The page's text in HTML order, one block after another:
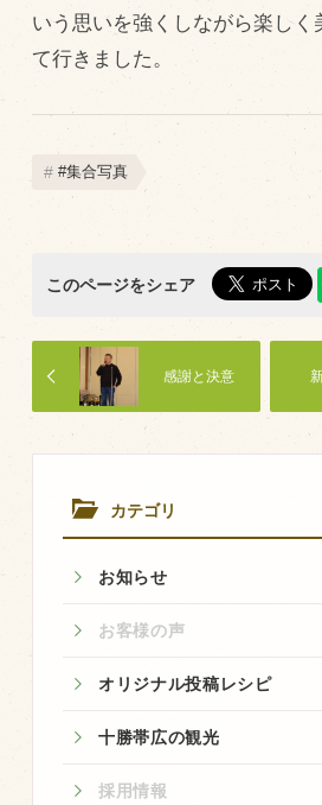
カテゴリ
お知らせ
お客様の声
オリジナル投稿レシピ
十勝帯広の観光
採用情報
いう思いを強くしながら楽しく
て行きました。
#集合写真
このページをシェア
感謝と決意
販売加工場
食肉加工場を新設
業務管理体制
品質管理体制
最新の設備
ＢtoＢ受発注システム
商品のご紹介
カルビ串
ハンバーグ
黒にんにく
ギフト